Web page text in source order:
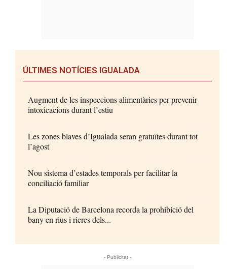
ÚLTIMES NOTÍCIES IGUALADA
Augment de les inspeccions alimentàries per prevenir
intoxicacions durant l’estiu
Les zones blaves d’Igualada seran gratuïtes durant tot
l’agost
Nou sistema d’estades temporals per facilitar la
conciliació familiar
La Diputació de Barcelona recorda la prohibició del
bany en rius i rieres dels...
- Publicitat -